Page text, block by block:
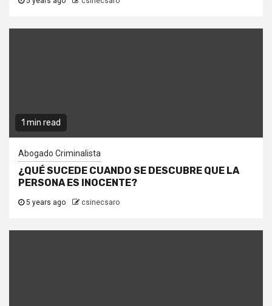
1 min read
Abogado Criminalista
¿QUÉ SUCEDE CUANDO SE DESCUBRE QUE LA
PERSONA ES INOCENTE?
5 years ago csinecsaro